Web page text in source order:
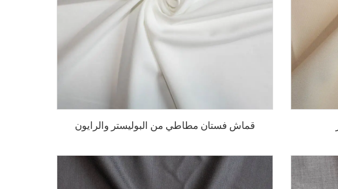
قماش فستان مطاطي من البوليستر والرايون